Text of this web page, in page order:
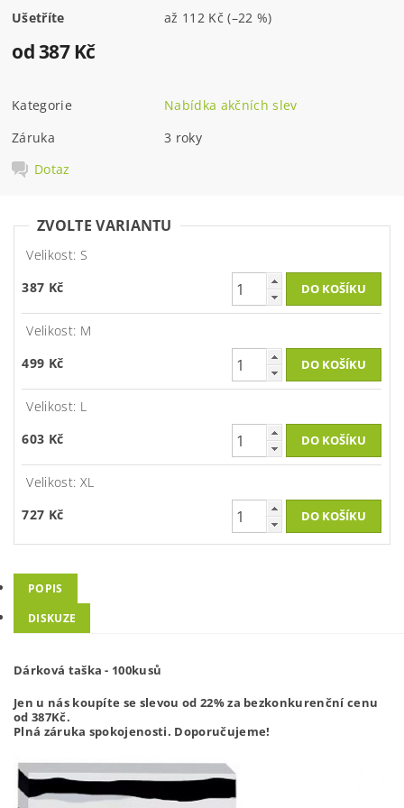
Ušetříte až 112 Kč(–22 %)
od 387 Kč
Kategorie
Nabídka akčních slev
Záruka
3 roky
Dotaz
ZVOLTE VARIANTU
Velikost: S
387 Kč
Velikost: M
499 Kč
Velikost: L
603 Kč
Velikost: XL
727 Kč
POPIS
DISKUZE
Dárková taška - 100kusů
Jen u nás koupíte se slevou od 22% za bezkonkurenční cenu
od 387Kč.
Plná záruka spokojenosti. Doporučujeme!